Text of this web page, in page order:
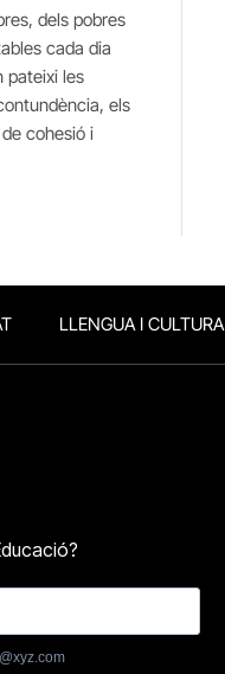
dels pobres
cada dia
pateixi les
els
cohesió i
LLENGUA I CULTURA